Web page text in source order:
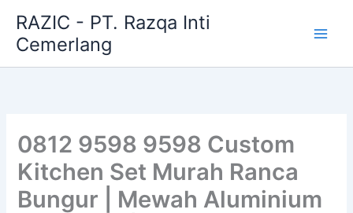
content
RAZIC - PT. Razqa Inti
Cemerlang
0812 9598 9598 Custom
Kitchen Set Murah Ranca
Bungur | Mewah Aluminium